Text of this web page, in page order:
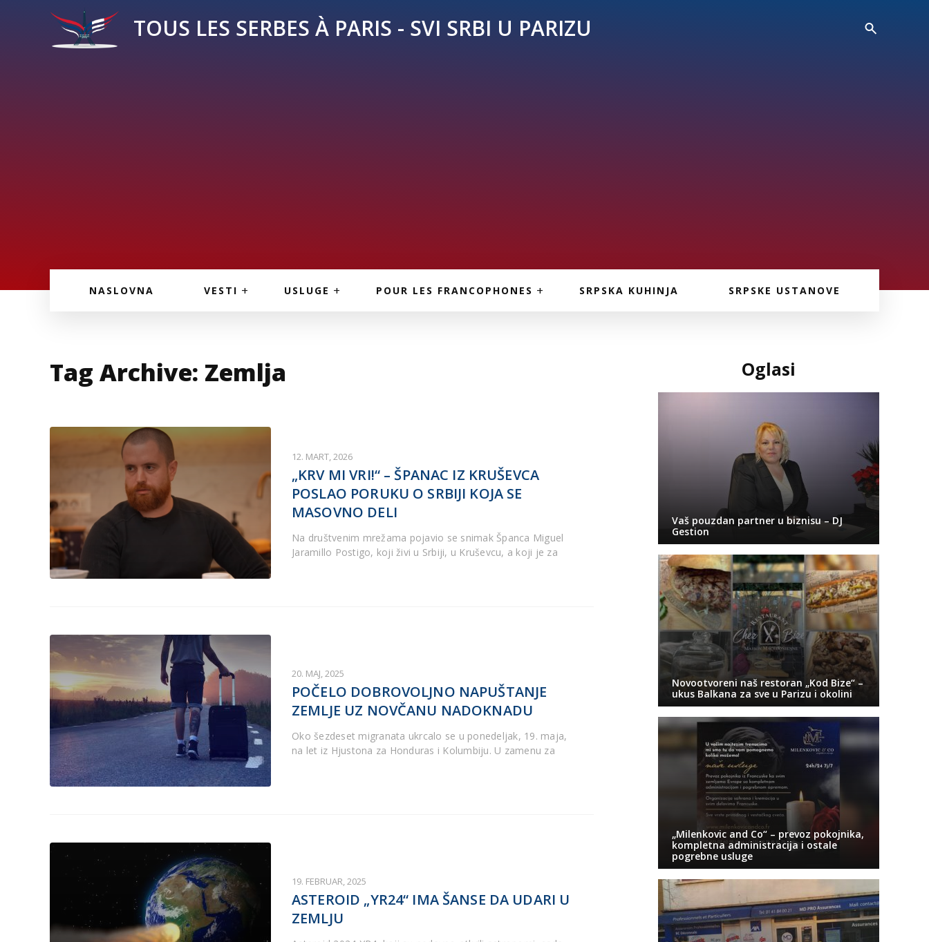
TOUS LES SERBES À PARIS - SVI SRBI U PARIZU
NASLOVNA VESTI USLUGE POUR LES FRANCOPHONES
PARIS
SRPSKA KUHINJA SRPSKE USTANOVE
Tag Archive: Zemlja
12. MART, 2026
„KRV MI VRI!“ – ŠPANAC IZ KRUŠEVCA
POSLAO PORUKU O SRBIJI KOJA SE
MASOVNO DELI
Na društvenim mrežama pojavio se snimak Španca Miguel
Jaramillo Postigo, koji živi u Srbiji, u Kruševcu, a koji je za
20. MAJ, 2025
POČELO DOBROVOLJNO NAPUŠTANJE
ZEMLJE UZ NOVČANU NADOKNADU
Oko šezdeset migranata ukrcalo se u ponedeljak, 19. maja,
na let iz Hjustona za Honduras i Kolumbiju. U zamenu za
19. FEBRUAR, 2025
ASTEROID „YR24“ IMA ŠANSE DA UDARI U
ZEMLJU
Oglasi
Vaš pouzdan partner u biznisu – DJ
Gestion
Novootvoreni naš restoran „Kod Bize“ –
ukus Balkana za sve u Parizu i okolini
„Milenkovic and Co“ – prevoz pokojnika,
kompletna administracija i ostale
pogrebne usluge